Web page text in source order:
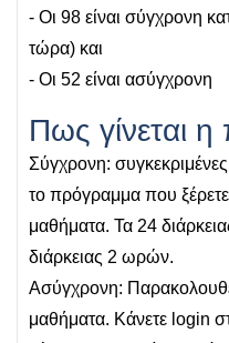
- Οι 98 είναι σύγχρονη
τώρα) και
- Οι 52 είναι ασύγχρονη
Πως γίνεται
Σύγχρονη:
το πρόγραμμα που
μαθήματα. Τα 24
διάρκειας 2 ωρών.
Ασύγχρονη:
μαθήματα. Κάνετε login